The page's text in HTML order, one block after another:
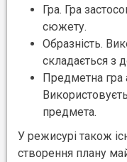
Гра. Гра
сюжету.
Образність.
складається з
Предметна гра
предмета.
У режисурі також
створення плану